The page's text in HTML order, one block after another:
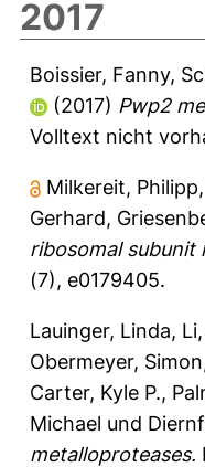
2017
Boissier, Fanny,
(2017) Pwp2
Volltext nicht
Milkereit, Philipp,
Gerhard,
ribosomal subunit
(7), e0179405.
Lauinger, Linda,
Obermeyer, Simon
Carter, Kyle P.,
Michael und
metalloproteases.